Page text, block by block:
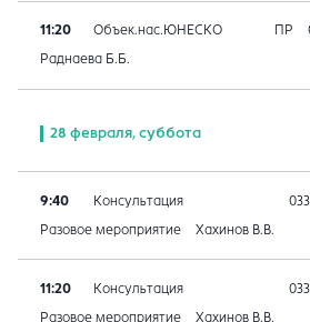
11:20 Объек.нас.ЮНЕСКО ПР
Раднаева Б.Б.
28 февраля, суббота
9:40 Консультация
Разовое мероприятие Хахинов В.В.
11:20 Консультация
Разовое мероприятие Хахинов В.В.